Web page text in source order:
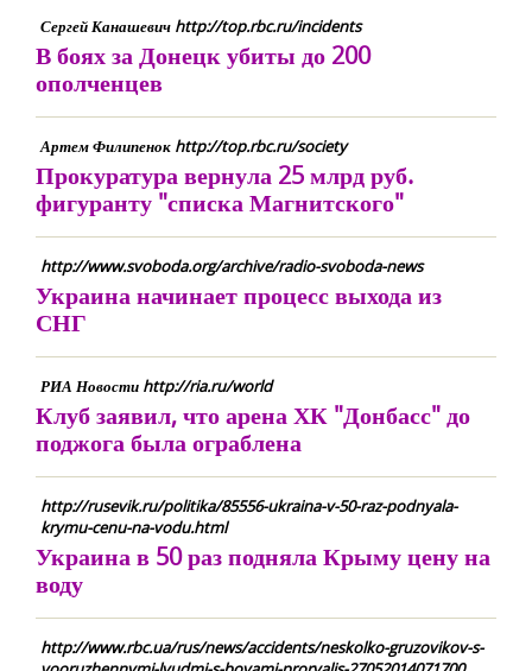
Сергей Канашевич http://top.rbc.ru/incidents
В боях за Донецк убиты до 200
ополченцев
Артем Филипенок http://top.rbc.ru/society
Прокуратура вернула 25 млрд руб.
фигуранту "списка Магнитского"
http://www.svoboda.org/archive/radio-svoboda-news
Украина начинает процесс выхода из
СНГ
РИА Новости http://ria.ru/world
Клуб заявил, что арена ХК "Донбасс" до
поджога была ограблена
http://rusevik.ru/politika/85556-ukraina-v-50-raz-podnyala-
krymu-cenu-na-vodu.html
Украина в 50 раз подняла Крыму цену на
воду
http://www.rbc.ua/rus/news/accidents/neskolko-gruzovikov-s-